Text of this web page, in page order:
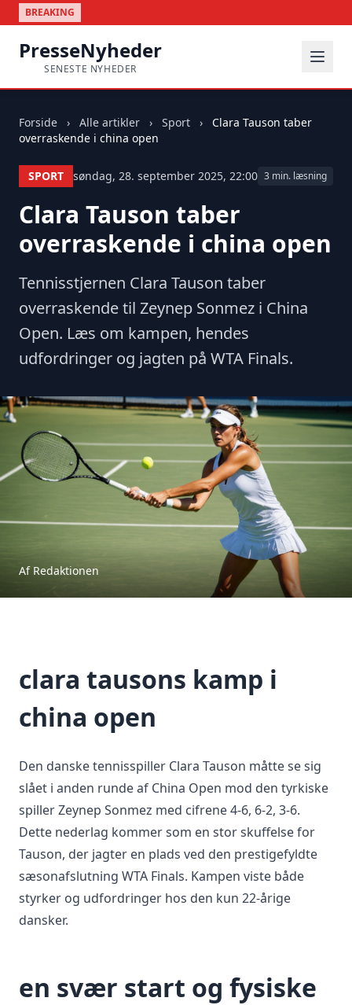
BREAKING
PresseNyheder
SENESTE NYHEDER
Forside › Alle artikler › Sport ›
Clara Tauson taber
overraskende i china open
SPORT søndag, 28. september 2025, 22:00 3 min. læsning
Clara Tauson taber
overraskende i china open
Tennisstjernen Clara Tauson taber
overraskende til Zeynep Sonmez i China
Open. Læs om kampen, hendes
udfordringer og jagten på WTA Finals.
Af Redaktionen
clara tausons kamp i
china open
Den danske tennisspiller Clara Tauson måtte se sig
slået i anden runde af China Open mod den tyrkiske
spiller Zeynep Sonmez med cifrene 4-6, 6-2, 3-6.
Dette nederlag kommer som en stor skuffelse for
Tauson, der jagter en plads ved den prestigefyldte
sæsonafslutning WTA Finals. Kampen viste både
styrker og udfordringer hos den kun 22-årige
dansker.
en svær start og fysiske